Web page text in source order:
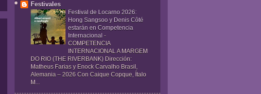
Festivales
Festival de Locarno 2026:
Hong Sangsoo y Denis Côté
estarán en Competencia
Internacional -
COMPETENCIA
INTERNACIONAL A MARGEM
DO RIO (THE RIVERBANK) Dirección:
Matheus Farias y Enock Carvalho Brasil,
Alemania – 2026 Con Caique Copque, Ítalo
M...